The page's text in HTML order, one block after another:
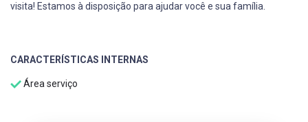
visita! Estamos à disposição para ajudar você e sua família.
CARACTERÍSTICAS INTERNAS
Área serviço